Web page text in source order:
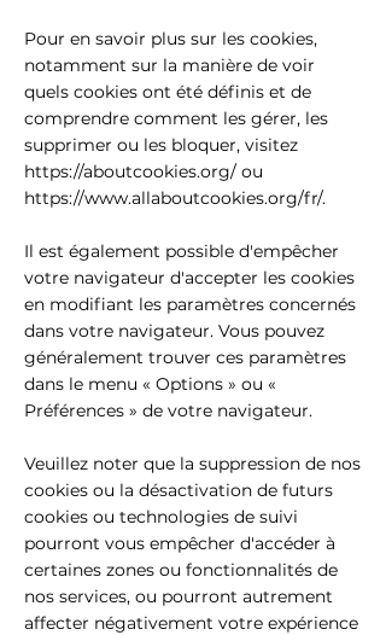
Pour en savoir plus sur les cookies,
notamment sur la manière de voir
quels cookies ont été définis et de
comprendre comment les gérer, les
supprimer ou les bloquer, visitez
https://aboutcookies.org/ ou
https://www.allaboutcookies.org/fr/.
Il est également possible d'empêcher
votre navigateur d'accepter les cookies
en modifiant les paramètres concernés
dans votre navigateur. Vous pouvez
généralement trouver ces paramètres
dans le menu « Options » ou «
Préférences » de votre navigateur.
Veuillez noter que la suppression de nos
cookies ou la désactivation de futurs
cookies ou technologies de suivi
pourront vous empêcher d'accéder à
certaines zones ou fonctionnalités de
nos services, ou pourront autrement
affecter négativement votre expérience